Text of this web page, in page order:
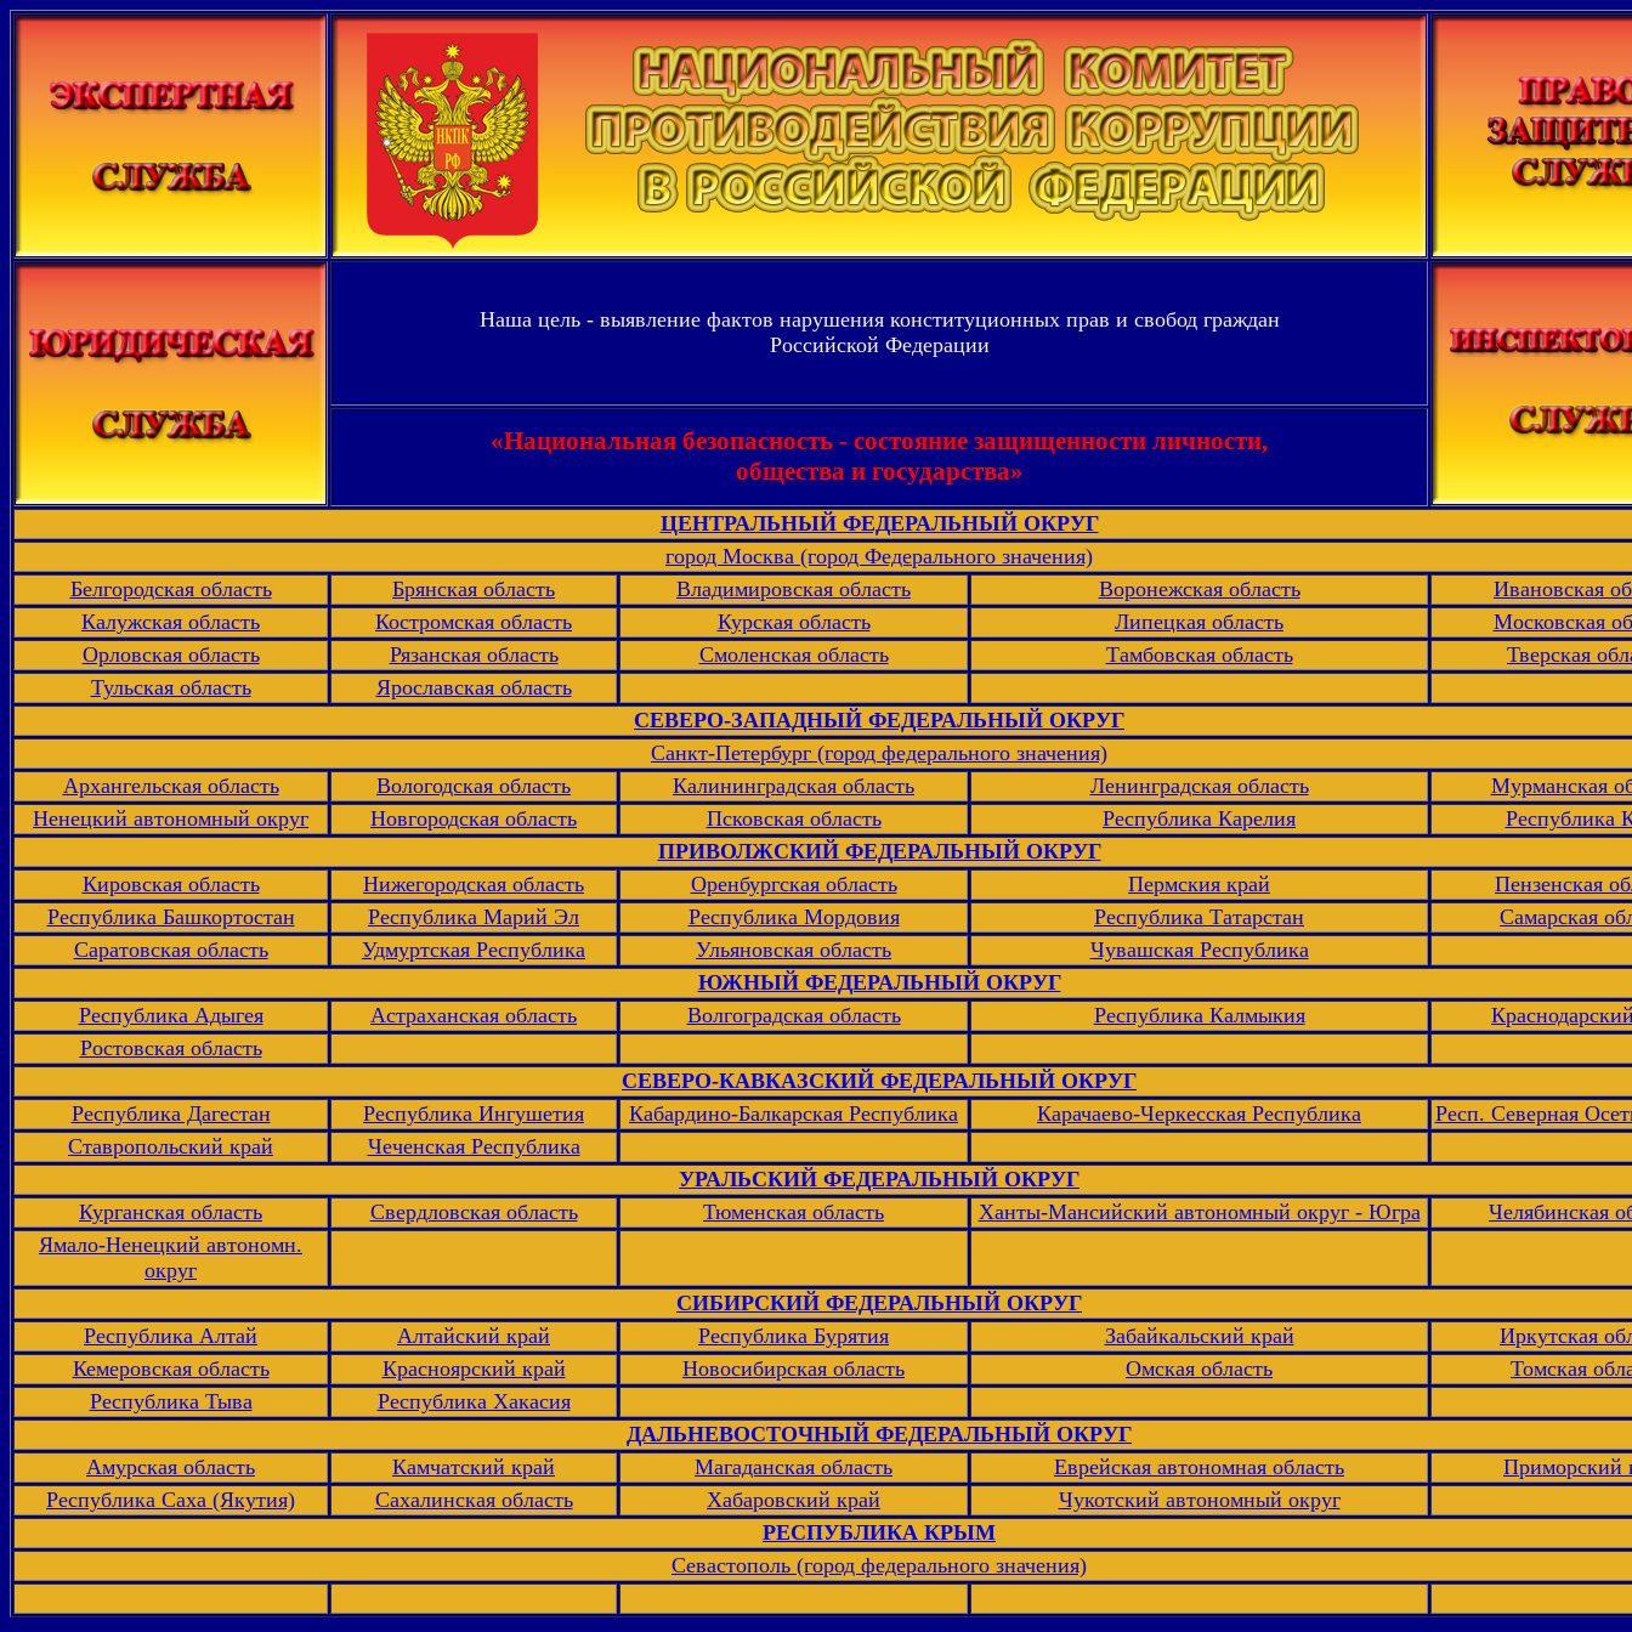
Наша цель - выявление фактов нарушения конституционных прав и свобод граждан
Российской Федерации
«Национальная безопасность - состояние защищенности личности,
общества и государства»
ЦЕНТРАЛЬНЫЙ ФЕДЕРАЛЬНЫЙ ОКРУГ
город Москва (город Федерального значения)
Белгородская область
Брянская область Владимировская область Воронежская область
Ивановская
Калужская область
Костромская область Курская область Липецкая область
Московская
Орловская область
Рязанская область Смоленская область Тамбовская область
Тверская
Тульская область
Ярославская область
СЕВЕРО-ЗАПАДНЫЙ ФЕДЕРАЛЬНЫЙ ОКРУГ
Санкт-Петербург (город федерального значения)
Архангельская область
Вологодская область Калининградская область Ленинградская область
Мурманская
Ненецкий автономный округ
Новгородская область Псковская область Республика Карелия
Республика
ПРИВОЛЖСКИЙ ФЕДЕРАЛЬНЫЙ ОКРУГ
Кировская область
Нижегородская область Оренбургская область Пермския край
Пензенская
Республика Башкортостан
Республика Марий Эл Республика Мордовия Республика Татарстан
Самарская
Саратовская область
Удмуртская Республика Ульяновская область
Чувашская Республика
ЮЖНЫЙ ФЕДЕРАЛЬНЫЙ ОКРУГ
Республика Адыгея
Астраханская область Волгоградская область Республика Калмыкия
Ростовская область
СЕВЕРО-КАВКАЗСКИЙ ФЕДЕРАЛЬНЫЙ ОКРУГ
Республика Дагестан
Республика Ингушетия Кабардино-Балкарская Республика Карачаево-Черкесская Республика
Респ. Северная
Ставропольский край
Чеченская Республика
УРАЛЬСКИЙ ФЕДЕРАЛЬНЫЙ ОКРУГ
Курганская область
Свердловская область Тюменская область Ханты-Мансийский автономный округ - Югра
Челябинская
Ямало-Ненецкий автономн.
округ
СИБИРСКИЙ ФЕДЕРАЛЬНЫЙ ОКРУГ
Республика Алтай
Алтайский край Республика Бурятия Забайкальский край
Иркутская
Кемеровская область
Красноярский край Новосибирская область Омская область
Томская
Республика Тыва
Республика Хакасия
ДАЛЬНЕВОСТОЧНЫЙ ФЕДЕРАЛЬНЫЙ ОКРУГ
Амурская область
Камчатский край Магаданская область Еврейская автономная область
Приморский
Республика Саха (Якутия)
Сахалинская область Хабаровский край
Чукотский автономный округ
РЕСПУБЛИКА КРЫМ
Севастополь (город федерального значения)